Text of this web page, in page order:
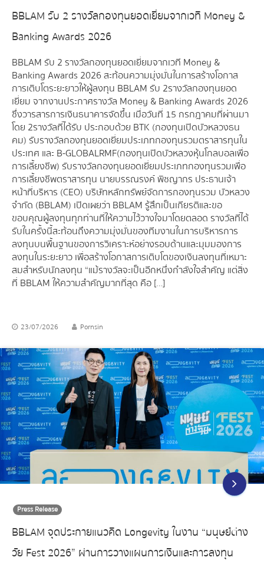
BBLAM รับ 2 รางวัลกองทุนยอดเยี่ยมจากเวที Money &
Banking Awards 2026
BBLAM รับ 2 รางวัลกองทุนยอดเยี่ยมจากเวที Money &
Banking Awards 2026 สะท้อนความมุ่งมั่นในการสร้างโอกาส
การเติบโตระยะยาวให้ผู้ลงทุน BBLAM รับ 2 รางวัลกองทุนยอด
เยี่ยม จากงานประกาศรางวัล Money & Banking Awards 2026
ซึ่งวารสารการเงินธนาคารจัดขึ้น เมื่อวันที่ 15 กรกฎาคมที่ผ่านมา
โดย 2 รางวัลที่ได้รับ ประกอบด้วย BTK (กองทุนเปิดบัวหลวงธน
คม) รับรางวัลกองทุนยอดเยี่ยมประเภทกองทุนรวมตราสารทุนใน
ประเทศ และ B-GLOBALRMF (กองทุนเปิดบัวหลวงหุ้นโกลบอลเพื่อ
การเลี้ยงชีพ) รับรางวัลกองทุนยอดเยี่ยมประเภทกองทุนรวมเพื่อ
การเลี้ยงชีพตราสารทุน นายบรรณรงค์ พิชญากร ประธานเจ้า
หน้าที่บริหาร (CEO) บริษัทหลักทรัพย์จัดการกองทุนรวม บัวหลวง
จำกัด (BBLAM) เปิดเผยว่า BBLAM รู้สึกเป็นเกียรติและขอ
ขอบคุณผู้ลงทุนทุกท่านที่ให้ความไว้วางใจมาโดยตลอด รางวัลที่ได้
รับในครั้งนี้สะท้อนถึงความมุ่งมั่นของทีมงานในการบริหารการ
ลงทุนบนพื้นฐานของการวิเคราะห์อย่างรอบด้านและมุมมองการ
ลงทุนในระยะยาว เพื่อสร้างโอกาสการเติบโตของเงินลงทุนที่เหมาะ
สมสำหรับนักลงทุน “แม้รางวัลจะเป็นอีกหนึ่งกำลังใจสำคัญ แต่สิ่ง
ที่ BBLAM ให้ความสำคัญมากที่สุด คือ […]
23/07/2026 Pornsin
Press Release
BBLAM จุดประกายแนวคิด Longevity ในงาน “มนุษย์ต่าง
วัย Fest 2026” ผ่านการวางแผนการเงินและการลงทุน